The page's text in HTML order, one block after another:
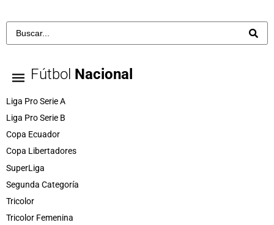
Fútbol Nacional
Liga Pro Serie A
Liga Pro Serie B
Copa Ecuador
Copa Libertadores
SuperLiga
Segunda Categoría
Tricolor
Tricolor Femenina